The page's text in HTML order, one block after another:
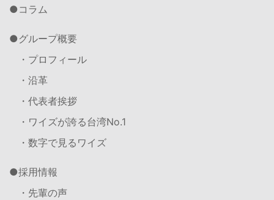
コラム
グループ概要
・プロフィール
・沿革
・代表者挨拶
・ワイズが誇る台湾No.1
・数字で見るワイズ
採用情報
・先輩の声